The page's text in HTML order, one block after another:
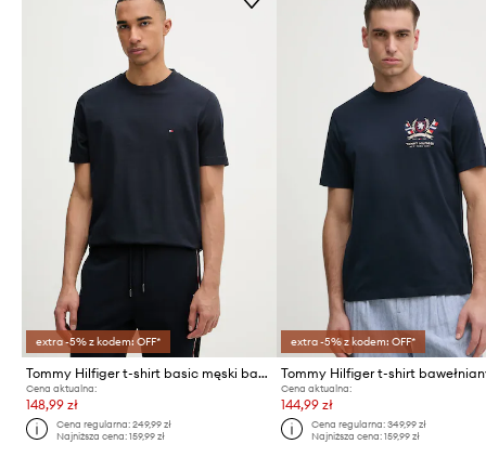
extra -5% z kodem: OFF*
Tommy Hilfiger t-shirt basic męski bawełniany
Cena aktualna:
148,99 zł
Cena regularna:249,99 zł
Najniższa cena:159,99 zł
extra -5% z kodem: OFF*
Tommy Hilfiger t-shirt
Cena aktualna:
144,99 zł
Cena regularna: 349,99 zł
Najniższa cena: 159,99 zł